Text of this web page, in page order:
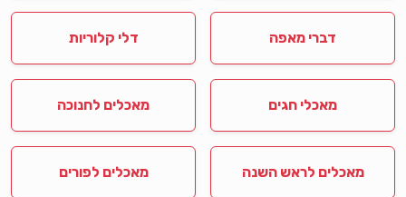
דברי מאפה דלי קלוריות
מאכלי חגים מאכלים לחנוכה
מאכלים לראש השנה מאכלים לפורים